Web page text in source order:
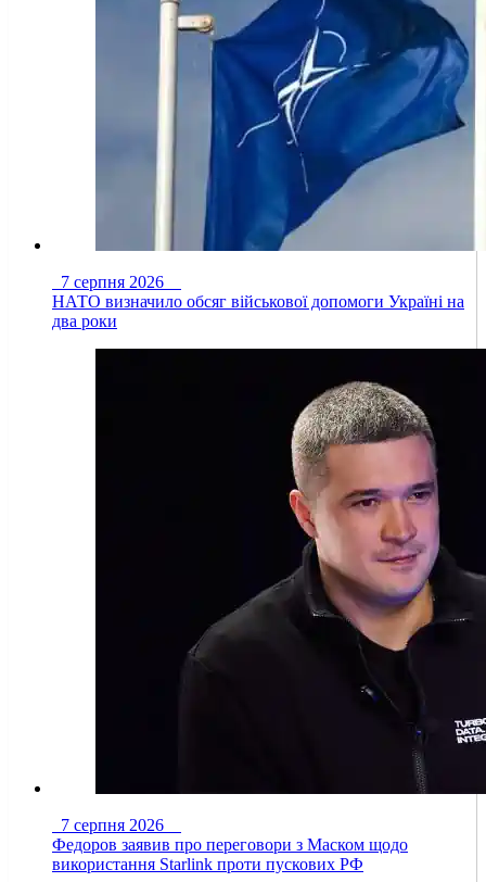
7 серпня 2026
НАТО визначило обсяг військової допомоги Україні на
два роки
7 серпня 2026
Федоров заявив про переговори з Маском щодо
використання Starlink проти пускових РФ